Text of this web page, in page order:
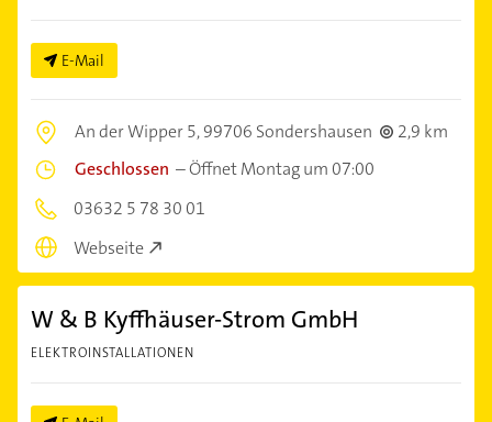
E-Mail
An der Wipper 5,99706 Sondershausen
2,9 km
Geschlossen –Öffnet Montag um 07:00
03632 5 78 30 01
Webseite
W & B Kyffhäuser-Strom GmbH
ELEKTROINSTALLATIONEN